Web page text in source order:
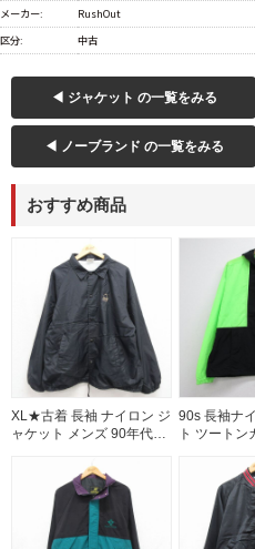
メーカー:
RushOut
区分:
中古
◀ ジャケット の一覧をみる
◀ ノーブランド の一覧をみる
おすすめ商品
XL★古着 長袖 ナイロン ジ
ャケット メンズ 90年代
ブラック 26jul27
90s 長袖ナ
ト ツートン